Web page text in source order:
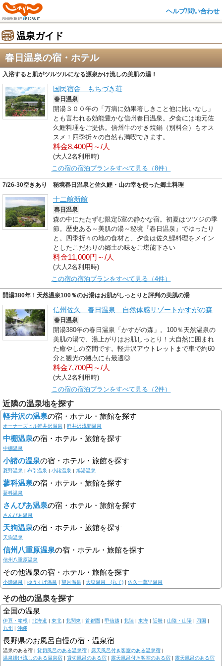
ヘルプ/問い合わせ
温泉ガイド
春日温泉の宿・ホテル
入浴すると肌がツルツルになる源泉かけ流しの美肌の湯！
国民宿舎 もちづき荘
春日温泉
開湯３００年の「万病に効果著しきこと他に比いなし」
とも言われる効能豊かな信州春日温泉。夕食には地元佐
久鯉料理をご提供。信州牛のすき焼鍋（別料金）もオス
スメ！四季折々の自然も満喫できます。
料金8,400円～/人
(大人2名利用時)
この宿の宿泊プランをすべて見る（8件）
7/26-30空きあり 秘境春日温泉と佐久鯉・山の幸を使った郷土料理
十二館新館
春日温泉
森の中にたたずむ限定5室の静かな宿。初夏はツツジの季
節。歴史ある～美肌の湯～秘境『春日温泉』でゆったり
と。四季折々の地の食材と、夕食は佐久鯉料理をメイン
としたこだわりの郷土の味をご堪能下さい
料金11,000円～/人
(大人2名利用時)
この宿の宿泊プランをすべて見る（4件）
開湯380年！天然温泉100％のお湯はお肌がしっとりと評判の美肌の湯
信州佐久 春日温泉 自然体感リゾートかすがの森
春日温泉
開湯380年の春日温泉「かすがの森」。100％天然温泉の
美肌の湯で、湯上がりはお肌しっとり！大自然に囲まれ
た癒やしの空間です。軽井沢アウトレットまで車で約60
分と観光の拠点にも最適◎
料金7,700円～/人
(大人2名利用時)
この宿の宿泊プランをすべて見る（2件）
近隣の温泉地を探す
軽井沢の温泉の宿・ホテル・旅館を探す
オーナーズヒル軽井沢温泉 | 軽井沢浅間温泉
中棚温泉の宿・ホテル・旅館を探す
中棚温泉
小諸の温泉の宿・ホテル・旅館を探す
菱野温泉 | 布引温泉 | 小諸温泉 | 旭湯温泉
蓼科温泉の宿・ホテル・旅館を探す
蓼科温泉
さんぴあ温泉の宿・ホテル・旅館を探す
さんぴあ温泉
天狗温泉の宿・ホテル・旅館を探す
天狗温泉
信州八重原温泉の宿・ホテル・旅館を探す
信州八重原温泉
その他温泉の宿・ホテル・旅館を探す
小瀬温泉 | ゆうすげ温泉 | 望月温泉 | 大塩温泉 (丸子) | 佐久一萬里温泉
その他の温泉を探す
全国の温泉
伊豆・箱根 | 北海道 | 東北 | 北関東 | 首都圏 | 甲信越 | 北陸 | 東海 | 近畿 | 山陰・山陽 | 四国 |
九州 | 沖縄
長野県のお風呂自慢の宿・温泉宿
温泉のある宿 | 貸切風呂のある温泉宿 | 露天風呂付き客室のある温泉宿 |
温泉掛け流しのある温泉宿 | 貸切風呂のある宿 | 露天風呂付き客室のある宿 | 露天風呂のある宿